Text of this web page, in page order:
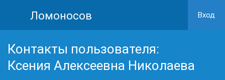
Ломоносов Вход
Контакты пользователя:
Ксения Алексеевна Николаева